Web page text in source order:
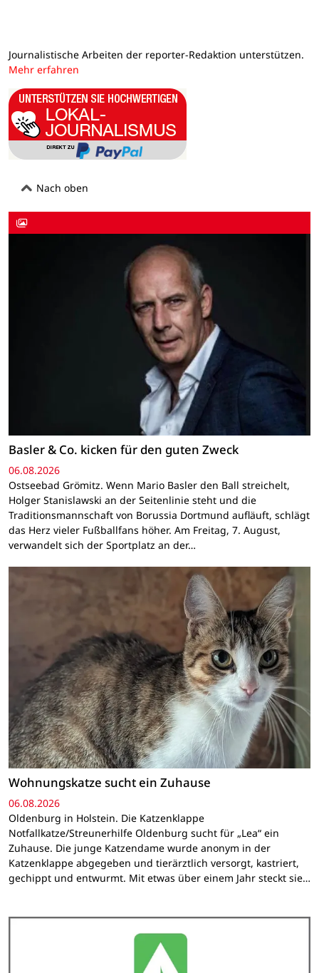
Journalistische Arbeiten der reporter-Redaktion unterstützen.
Mehr erfahren
Nach oben
Basler & Co. kicken für den guten Zweck
06.08.2026
Ostseebad Grömitz. Wenn Mario Basler den Ball streichelt,
Holger Stanislawski an der Seitenlinie steht und die
Traditionsmannschaft von Borussia Dortmund aufläuft, schlägt
das Herz vieler Fußballfans höher. Am Freitag, 7. August,
verwandelt sich der Sportplatz an der…
Wohnungskatze sucht ein Zuhause
06.08.2026
Oldenburg in Holstein. Die Katzenklappe
Notfallkatze/Streunerhilfe Oldenburg sucht für „Lea“ ein
Zuhause. Die junge Katzendame wurde anonym in der
Katzenklappe abgegeben und tierärztlich versorgt, kastriert,
gechippt und entwurmt. Mit etwas über einem Jahr steckt sie…